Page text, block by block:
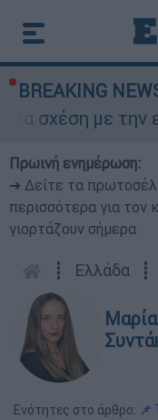
BREAKING
με την
Πρωινή ενημέρωση:
➔ Δείτε τα
περισσότερα για τον
γιορτάζουν σήμερα
┋ Ελλάδα ┋
Ενότητες στο άρθρο: 📌